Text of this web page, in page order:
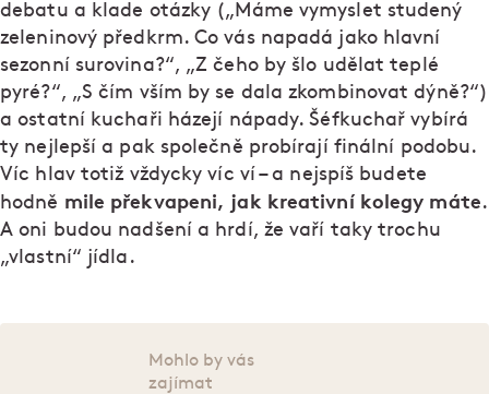
debatu a klade otázky („Máme vymyslet studený
zeleninový předkrm. Co vás napadá jako hlavní
sezonní surovina?“, „Z čeho by šlo udělat teplé
pyré?“, „S čím vším by se dala zkombinovat dýně?“)
a ostatní kuchaři házejí nápady. Šéfkuchař vybírá
ty nejlepší a pak společně probírají finální podobu.
Víc hlav totiž vždycky víc ví – a nejspíš budete
hodně mile překvapeni, jak kreativní kolegy máte.
A oni budou nadšení a hrdí, že vaří taky trochu
„vlastní“ jídla.
Mohlo by vás
zajímat